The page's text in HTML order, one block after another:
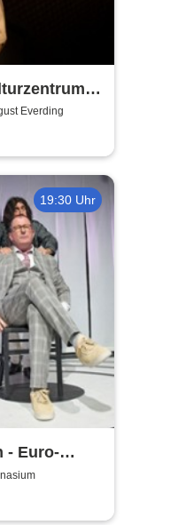
Everding
19:30 Uhr
- Euro-